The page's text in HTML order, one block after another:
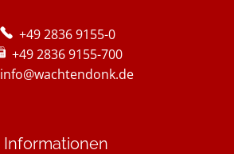
+49 2836 9155-0
+49 2836 9155-700
info@wachtendonk.de
Informationen